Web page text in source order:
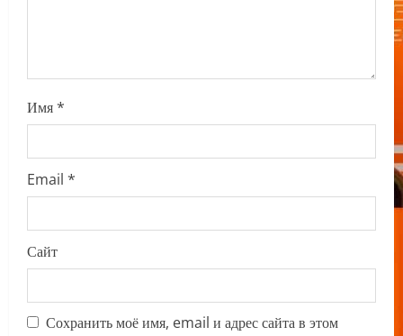
Имя*
Email *
Сайт
Сохранить моё имя, email и адрес сайта в этом